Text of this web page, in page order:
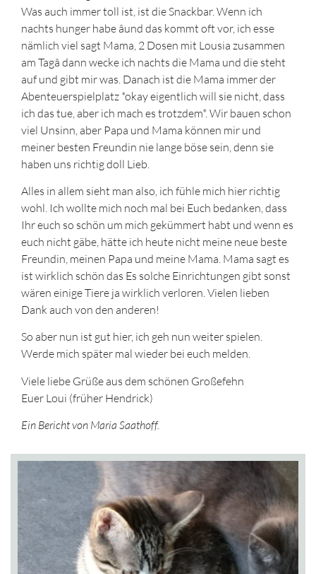
Was auch immer toll ist, ist die Snackbar. Wenn ich
nachts hunger habe âund das kommt oft vor, ich esse
nämlich viel sagt Mama, 2 Dosen mit Lousia zusammen
am Tagâ dann wecke ich nachts die Mama und die steht
auf und gibt mir was. Danach ist die Mama immer der
Abenteuerspielplatz *okay eigentlich will sie nicht, dass
ich das tue, aber ich mach es trotzdem*. Wir bauen schon
viel Unsinn, aber Papa und Mama können mir und
meiner besten Freundin nie lange böse sein, denn sie
haben uns richtig doll Lieb.
Alles in allem sieht man also, ich fühle mich hier richtig
wohl. Ich wollte mich noch mal bei Euch bedanken, dass
Ihr euch so schön um mich gekümmert habt und wenn es
euch nicht gäbe, hätte ich heute nicht meine neue beste
Freundin, meinen Papa und meine Mama. Mama sagt es
ist wirklich schön das Es solche Einrichtungen gibt sonst
wären einige Tiere ja wirklich verloren. Vielen lieben
Dank auch von den anderen!
So aber nun ist gut hier, ich geh nun weiter spielen.
Werde mich später mal wieder bei euch melden.
Viele liebe Grüße aus dem schönen Großefehn
Euer Loui (früher Hendrick)
Ein Bericht von Maria Saathoff.